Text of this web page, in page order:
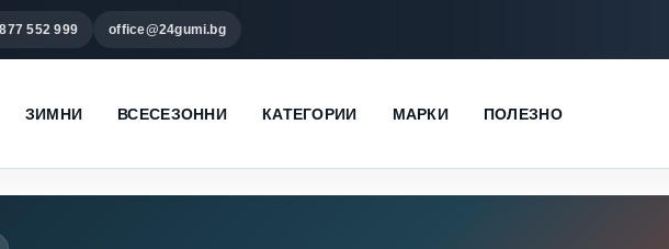
552 999 office@24gumi.bg
ЗИМНИ ВСЕСЕЗОННИ КАТЕГОРИИ МАРКИ ПОЛЕЗНО